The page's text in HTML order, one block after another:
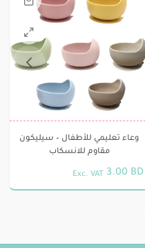
هناك
العديد
من
الأشكال
المختلفة
لهذا
المنتج.
وعاء تعليمي للأطفال – سيليكون
مقاوم للانسكاب
3.00 BD
Exc. VAT
هناك